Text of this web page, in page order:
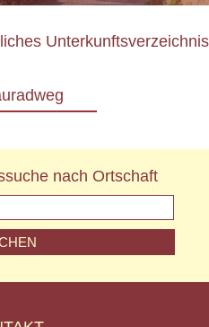
Unterkunftsverzeichnis
nach Ortschaft